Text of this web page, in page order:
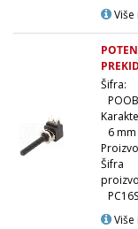
Šifra:
6 mm
Šifra